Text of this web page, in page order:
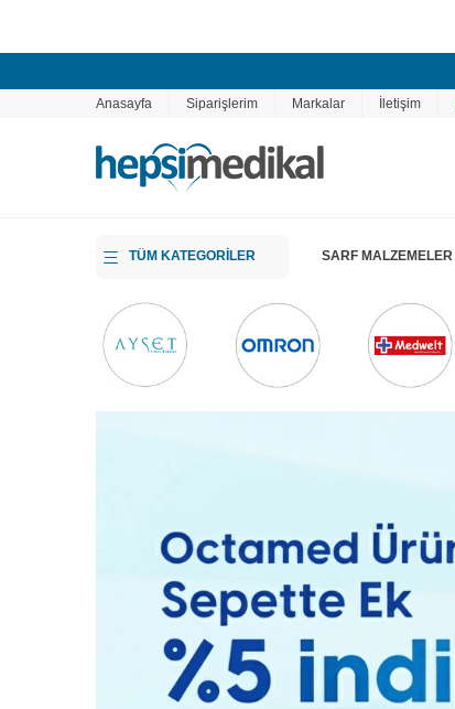
Anasayfa Siparişlerim Markalar İletişim
TÜM KATEGORİLER SARF MALZEMELER